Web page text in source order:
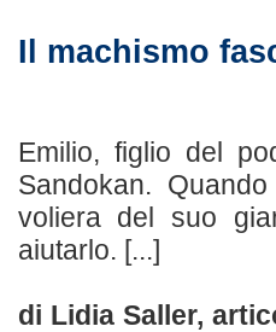
Il machismo
Emilio, figlio del
Sandokan.
voliera del suo
aiutarlo. [...]
di Lidia Saller,